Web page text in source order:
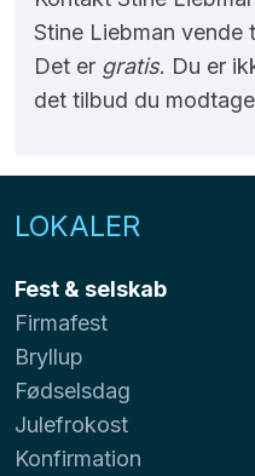
Stine Liebman vende
Det er gratis. Du er
det tilbud du
LOKALER
Fest & selskab
Firmafest
Bryllup
Fødselsdag
Julefrokost
Konfirmation